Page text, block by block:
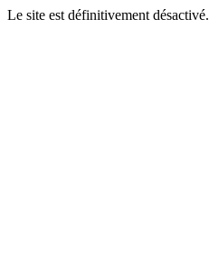
Le site est définitivement désactivé.